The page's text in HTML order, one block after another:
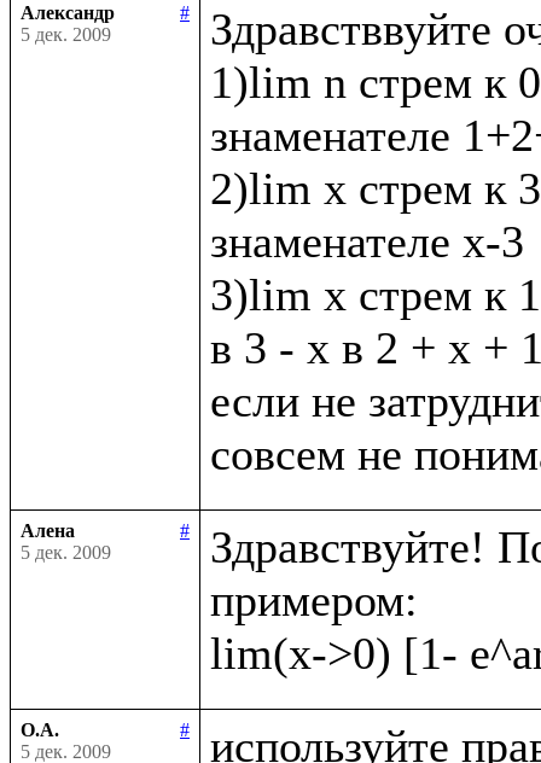
Александр
#
5 дек. 2009
Здравстввуйте
1)lim n стрем к
знаменателе
2)lim x стрем к
знаменателе х-3
3)lim x стрем к
в 3 - х в 2 + х +
если не
Алена
#
5 дек. 2009
Здравствуйте!
примером:
О.А.
#
5 дек. 2009